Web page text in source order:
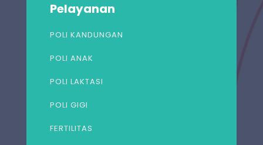
Pelayanan
POLI KANDUNGAN
POLI ANAK
POLI LAKTASI
POLI GIGI
FERTILITAS